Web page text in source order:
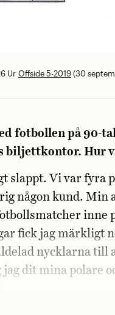
Ur Offside 5-2019(30
fotbollen på 90-
biljettkontor. Hur
slappt. Vi var fyra
någon kund. Min
inne
fick jag märkligt
nycklarna till
dit mina polare